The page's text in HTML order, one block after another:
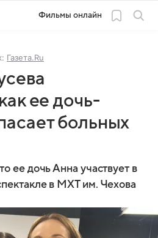
Фильмы онлайн
Газета.Ru
ее дочь-
больных
ее дочь Анна участвует в
в МХТ им. Чехова